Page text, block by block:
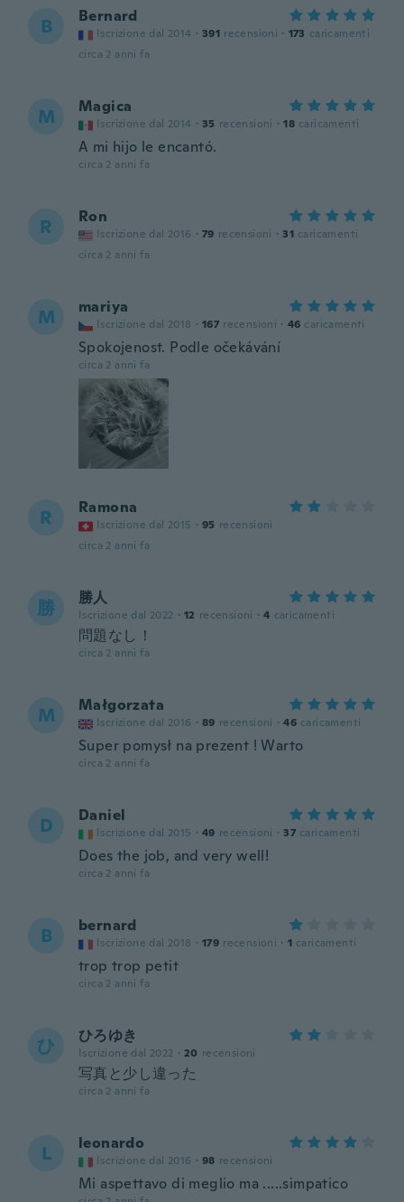
B Bernard
Iscrizione dal 2014 · 391 recensioni · 173 caricamenti
circa 2 anni fa
M Magica
Iscrizione dal 2014 · 35 recensioni · 18 caricamenti
A mi hijo le encantó.
circa 2 anni fa
R Ron
Iscrizione dal 2016 · 79 recensioni · 31 caricamenti
circa 2 anni fa
M mariya
Iscrizione dal 2018 · 167 recensioni · 46 caricamenti
Spokojenost. Podle očekávání
circa 2 anni fa
R Ramona
Iscrizione dal 2015 · 95 recensioni
circa 2 anni fa
勝 勝人
Iscrizione dal 2022 · 12 recensioni · 4 caricamenti
問題なし！
circa 2 anni fa
M Małgorzata
Iscrizione dal 2016 · 89 recensioni · 46 caricamenti
Super pomysł na prezent ! Warto
circa 2 anni fa
D Daniel
Iscrizione dal 2015 · 49 recensioni · 37 caricamenti
Does the job, and very well!
circa 2 anni fa
B bernard
Iscrizione dal 2018 · 179 recensioni · 1 caricamenti
trop trop petit
circa 2 anni fa
ひ ひろゆき
Iscrizione dal 2022 · 20 recensioni
写真と少し違った
circa 2 anni fa
L leonardo
Iscrizione dal 2016 · 98 recensioni
Mi aspettavo di meglio ma .....simpatico